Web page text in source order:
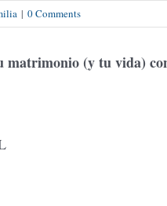
| 0 Comments
matrimonio (y tu vida)